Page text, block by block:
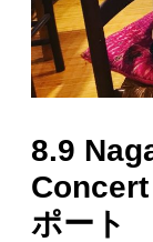
日々のレ
プロフィ
演奏依頼
8.9
Concert
ポート